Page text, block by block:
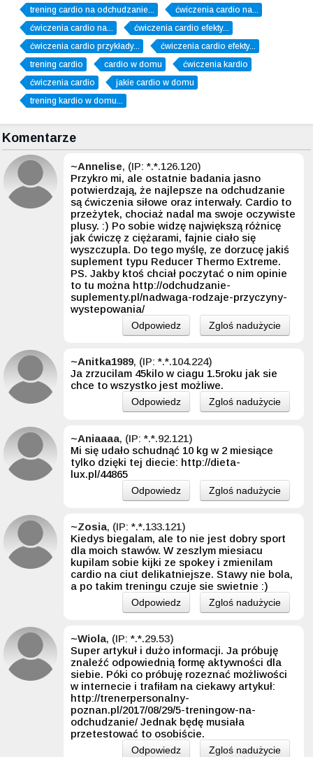
trening cardio na odchudzanie...
ćwiczenia cardio na...
ćwiczenia cardio na...
ćwiczenia cardio efekty...
ćwiczenia cardio przykłady...
ćwiczenia cardio efekty...
trening cardio
cardio w domu
ćwiczenia kardio
ćwiczenia cardio
jakie cardio w domu
trening kardio w domu...
Komentarze
~Annelise, (IP: *.*.126.120)
Przykro mi, ale ostatnie badania jasno
potwierdzają, że najlepsze na odchudzanie
są ćwiczenia siłowe oraz interwały. Cardio to
przeżytek, chociaż nadal ma swoje oczywiste
plusy. :) Po sobie widzę największą różnicę
jak ćwiczę z ciężarami, fajnie ciało się
wyszczupla. Do tego myślę, ze dorzucę jakiś
suplement typu Reducer Thermo Extreme.
PS. Jakby ktoś chciał poczytać o nim opinie
to tu można http://odchudzanie-
suplementy.pl/nadwaga-rodzaje-przyczyny-
wystepowania/
Odpowiedz Zgloś nadużycie
~Anitka1989, (IP: *.*.104.224)
Ja zrzucilam 45kilo w ciagu 1.5roku jak sie
chce to wszystko jest możliwe.
Odpowiedz Zgloś nadużycie
~Aniaaaa, (IP: *.*.92.121)
Mi się udało schudnąć 10 kg w 2 miesiące
tylko dzięki tej diecie: http://dieta-
lux.pl/44865
Odpowiedz Zgloś nadużycie
~Zosia, (IP: *.*.133.121)
Kiedys biegalam, ale to nie jest dobry sport
dla moich stawów. W zeszlym miesiacu
kupilam sobie kijki ze spokey i zmienilam
cardio na ciut delikatniejsze. Stawy nie bola,
a po takim treningu czuje sie swietnie :)
Odpowiedz Zgloś nadużycie
~Wiola, (IP: *.*.29.53)
Super artykuł i dużo informacji. Ja próbuję
znaleźć odpowiednią formę aktywności dla
siebie. Póki co próbuję rozeznać możliwości
w internecie i trafiłam na ciekawy artykuł:
http://trenerpersonalny-
poznan.pl/2017/08/29/5-treningow-na-
odchudzanie/ Jednak będę musiała
przetestować to osobiście.
Odpowiedz Zgloś nadużycie